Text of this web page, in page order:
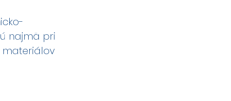
najmä pri
materiálov